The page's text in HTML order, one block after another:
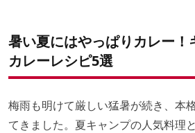
暑い夏にはやっぱりカレー！
カレーレシピ5選
梅雨も明けて厳しい猛暑が続き、本
てきました。夏キャンプの人気料理